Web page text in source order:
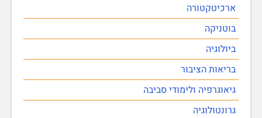
ארכיטקטורה
בוטניקה
ביולוגיה
בריאות הציבור
גיאוגרפיה ולימודי סביבה
גרונטולוגיה